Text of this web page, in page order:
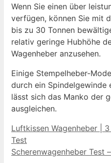
Wenn Sie einen über
verfügen, können Sie mit
bis zu 30 Tonnen
relativ geringe Hubhöhe
Wagenheber anzusehen.
Einige Stempelheber-
durch ein Spindelgewinde
lässt sich das Manko der
ausgleichen.
Luftkissen Wagenheber |
Test
Scherenwagenheber Test